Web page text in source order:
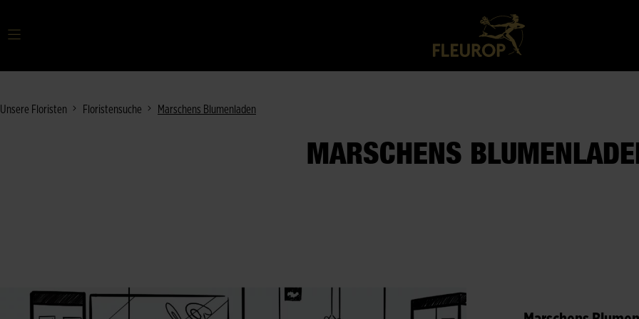
Unsere Floristen Floristensuche Marschens Blumenladen
MARSCHENS